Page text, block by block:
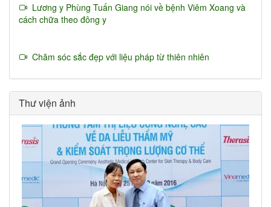
Lương y Phùng Tuấn Giang nói về bệnh Viêm Xoang và
cách chữa theo đông y
Chăm sóc sắc đẹp với liệu pháp từ thiên nhiên
Thư viện ảnh